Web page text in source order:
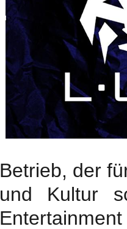
Betrieb, der
und Kultur